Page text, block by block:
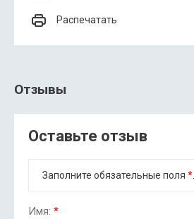
Распечатать
Отзывы
Оставьте отзыв
Заполните обязательные поля *
Имя: *